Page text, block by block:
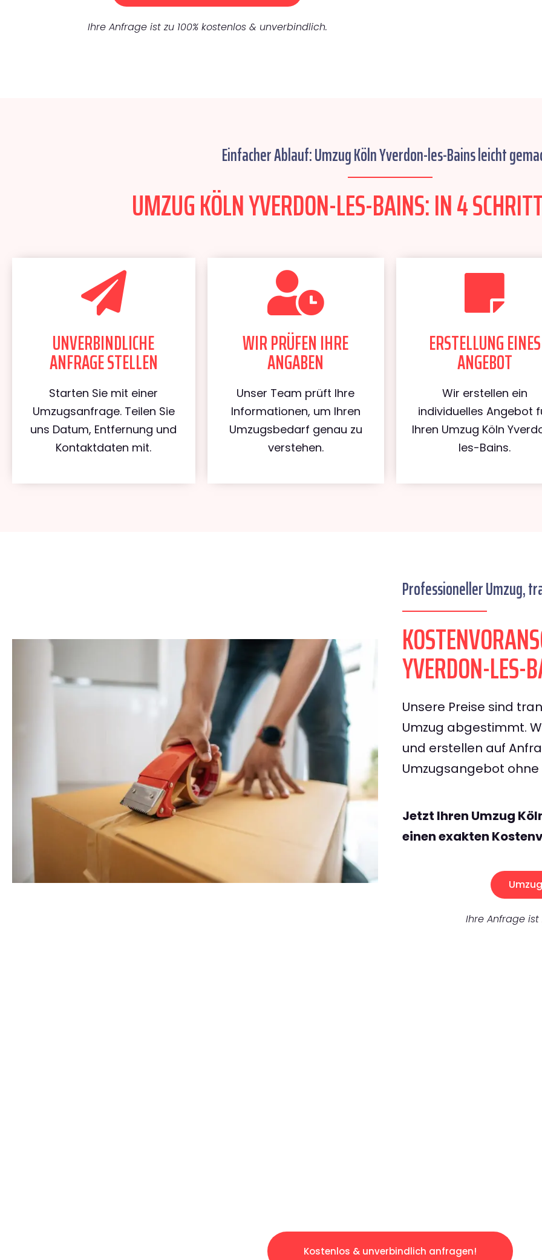
Ihre Anfrage ist zu 100% kostenlos & unverbindlich.
Einfacher Ablauf: Umzug Köln Yverdon-les-Bains leicht
UMZUG KÖLN YVERDON-LES-BAINS: IN 4
UNVERBINDLICHE
ANFRAGE STELLEN
Starten Sie mit einer
Umzugsanfrage. Teilen Sie
uns Datum, Entfernung und
Kontaktdaten mit.
WIR PRÜFEN IHRE
ANGABEN
Unser Team prüft Ihre
Informationen, um Ihren
Umzugsbedarf genau zu
verstehen.
ERSTELLUNG EINES
ANGEBOT
Wir erstellen ein
individuelles Angebot
Ihren Umzug Köln
les-Bains.
Professioneller Umzug,
YVERDON-LES-
Unsere Preise sind
Umzug abgestimmt.
und erstellen auf
Umzugsangebot
Jetzt Ihren Umzug
einen exakten
Ihre Anfrage ist
Kostenlos & unverbindlich anfragen!